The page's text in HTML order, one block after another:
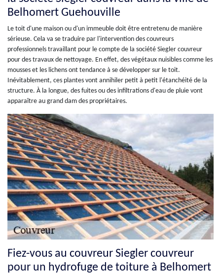
Belhomert Guehouville
Le toit d'une maison ou d'un immeuble doit être entretenu de manière
sérieuse. Cela va se traduire par l'intervention des couvreurs
professionnels travaillant pour le compte de la société Siegler couvreur
pour des travaux de nettoyage. En effet, des végétaux nuisibles comme les
mousses et les lichens ont tendance à se développer sur le toit.
Inévitablement, ces plantes vont annihiler petit à petit l'étanchéité de la
structure. À la longue, des fuites ou des infiltrations d'eau de pluie vont
apparaître au grand dam des propriétaires.
Fiez-vous au couvreur Siegler couvreur
pour un hydrofuge de toiture à Belhomert